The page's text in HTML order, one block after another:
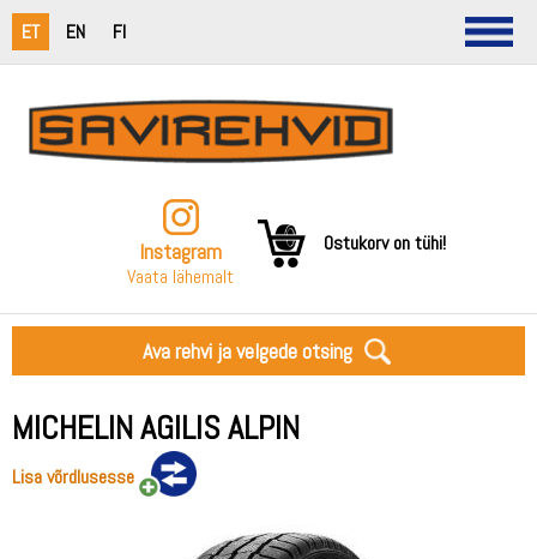
ET EN FI
Instagram
Vaata lähemalt
Ostukorv on tühi!
Ava rehvi ja velgede otsing
MICHELIN AGILIS ALPIN
Lisa võrdlusesse